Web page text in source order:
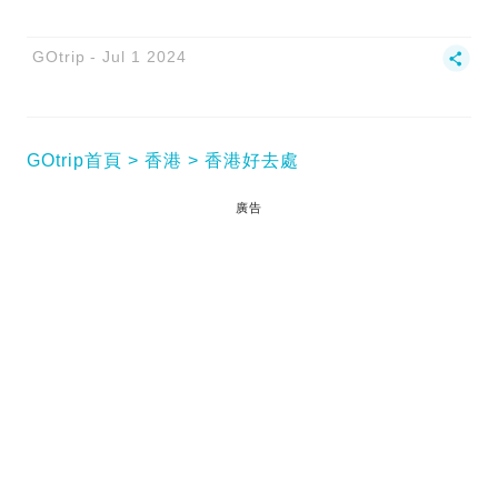
GOtrip Jul 1 2024
GOtrip首頁 香港 香港好去處
廣告